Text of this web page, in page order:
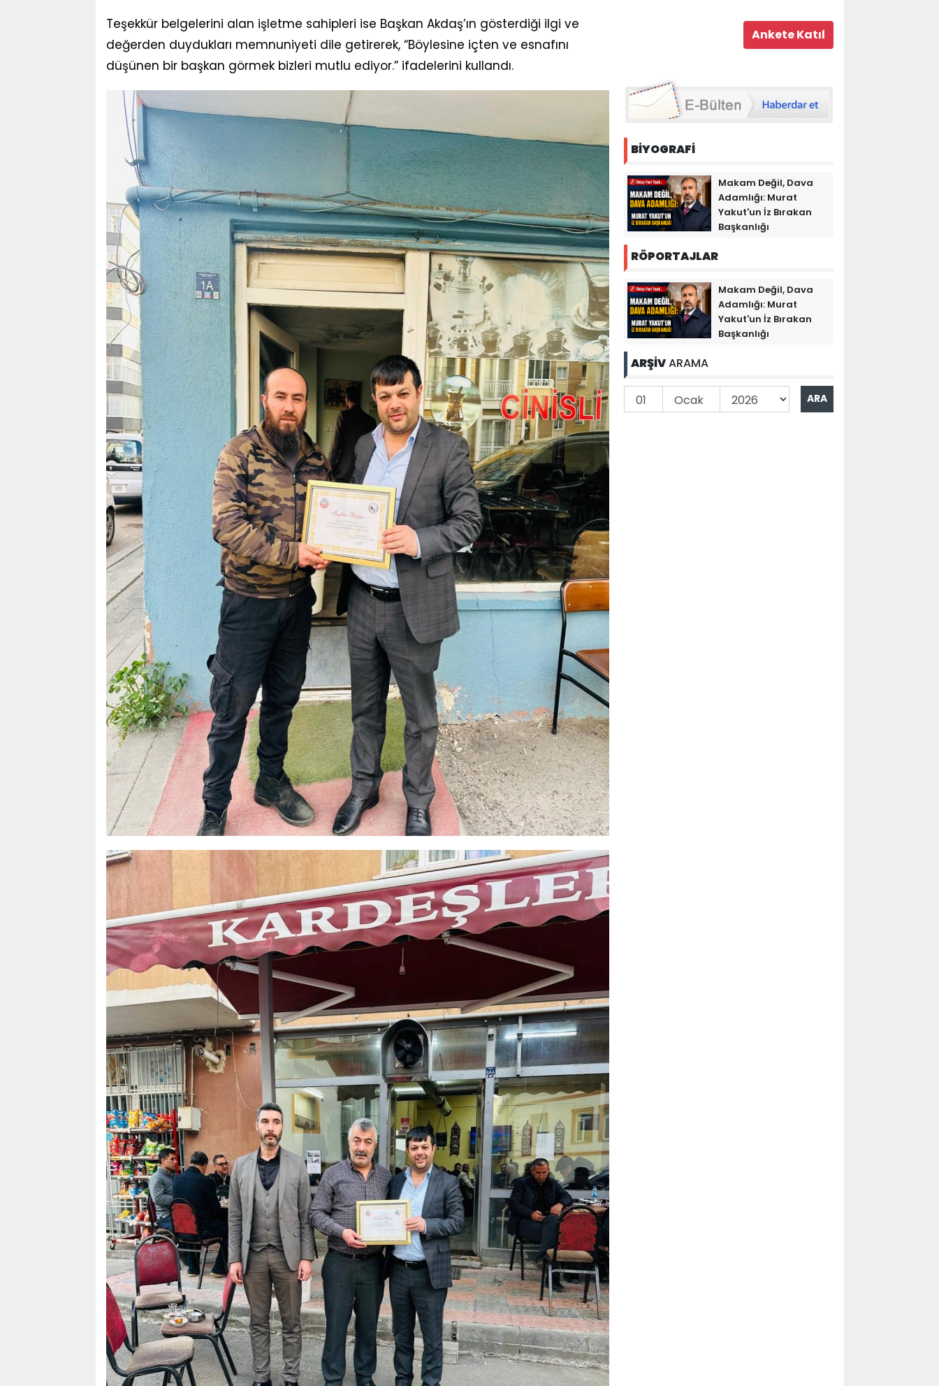
Teşekkür belgelerini alan işletme sahipleri ise Başkan Akdaş’ın gösterdiği ilgi ve
değerden duydukları memnuniyeti dile getirerek, “Böylesine içten ve esnafını
düşünen bir başkan görmek bizleri mutlu ediyor.” ifadelerini kullandı.
BİYOGRAFİ
Makam Değil, Dava
Adamlığı: Murat
Yakut'un İz Bırakan
Başkanlığı
RÖPORTAJLAR
Makam Değil, Dava
Adamlığı: Murat
Yakut'un İz Bırakan
Başkanlığı
ARŞİVARAMA